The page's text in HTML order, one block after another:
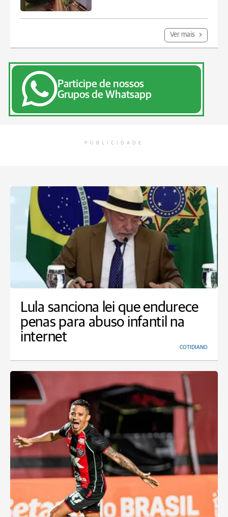
Ver mais
Participe de nossos
Grupos de Whatsapp
PUBLICIDADE
Lula sanciona lei que endurece
penas para abuso infantil na
internet
COTIDIANO